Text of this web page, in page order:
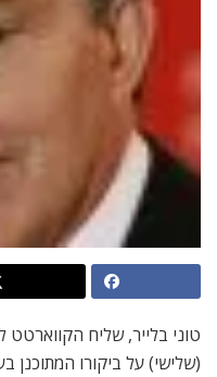
טוני בלייר, שליח הקווארטט
(שלישי) על ביקורו המתוכנן